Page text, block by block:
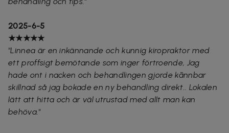
2025-6-5
★★★★★
"Linnea är en inkännande och kunnig kiropraktor med
ett proffsigt bemötande som inger förtroende, Jag
hade ont i nacken och behandlingen gjorde kãnnbar
skillnad så jag bokade en ny behandling direkt.. Lokalen
lätt att hitta och är väl utrustad med allt man kan
behöva."